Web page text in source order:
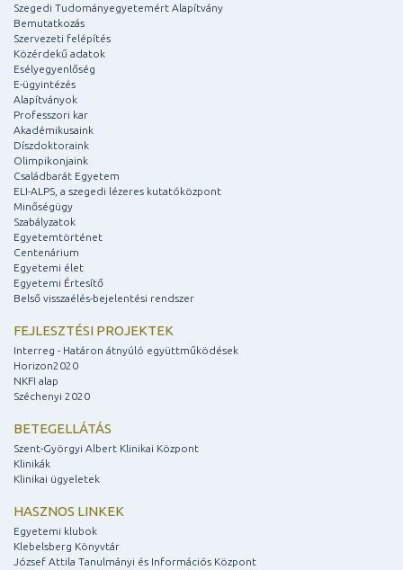
Szegedi Tudományegyetemért Alapítvány
Bemutatkozás
Szervezeti felépítés
Közérdekű adatok
Esélyegyenlőség
E-ügyintézés
Alapítványok
Professzori kar
Akadémikusaink
Díszdoktoraink
Olimpikonjaink
Családbarát Egyetem
ELI-ALPS, a szegedi lézeres kutatóközpont
Minőségügy
Szabályzatok
Egyetemtörténet
Centenárium
Egyetemi élet
Egyetemi Értesítő
Belső visszaélés-bejelentési rendszer
FEJLESZTÉSI PROJEKTEK
Interreg - Határon átnyúló együttműködések
Horizon2020
NKFI alap
Széchenyi 2020
BETEGELLÁTÁS
Szent-Györgyi Albert Klinikai Központ
Klinikák
Klinikai ügyeletek
HASZNOS LINKEK
Egyetemi klubok
Klebelsberg Könyvtár
József Attila Tanulmányi és Információs Központ